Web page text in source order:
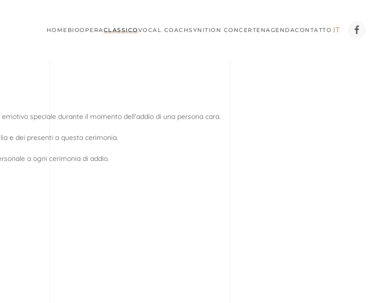
HOME BIOOPERACLASSICOVOCAL COACHSYNITION CONCERTENAGENDACONTATTO IT
speciale durante il momento dell'addio di una persona cara.
e dei presenti a questa cerimonia.
a ogni cerimonia di addio.